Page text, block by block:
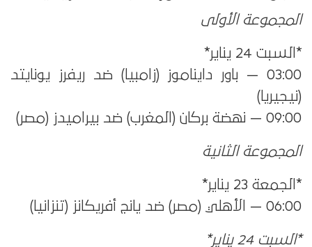
المجموعة الأولى
*السبت 24 يناير*
03:00 — باور دايناموز (زامبيا) ضد ريفرز يونايتد
(نيجيريا)
09:00 — نهضة بركان (المغرب) ضد بيراميدز (مصر)
المجموعة الثانية
*الجمعة 23 يناير*
06:00 — الأهلي (مصر) ضد يانج أفريكانز (تنزانيا)
*السبت 24 يناير*